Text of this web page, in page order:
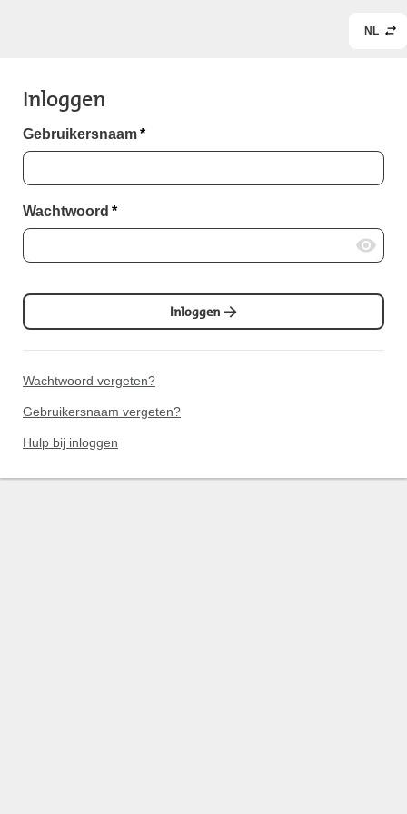
NL
Inloggen
Gebruikersnaam*
Wachtwoord *
Inloggen
Wachtwoord vergeten?
Gebruikersnaam vergeten?
Hulp bij inloggen